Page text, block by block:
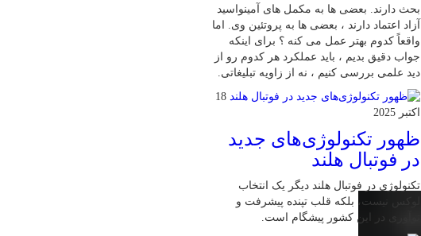
بحث دارند. بعضی‌ ها به مکمل‌ های آمینواسید
آزاد اعتماد دارند ، بعضی‌ ها به پروتئین وی. اما
واقعاً کدوم بهتر عمل می‌ کنه ؟ برای اینکه
جواب دقیق بدیم ، باید عملکرد هر کدوم رو از
دید علمی بررسی کنیم ، نه از زاویه تبلیغاتی.
18
اکتبر 2025
ظهور تکنولوژی‌های جدید
در فوتبال هلند
تکنولوژی در فوتبال هلند دیگر یک انتخاب
لوکس نیست، بلکه قلب تپنده پیشرفت و
نوآوری در این کشور پیشگام است.